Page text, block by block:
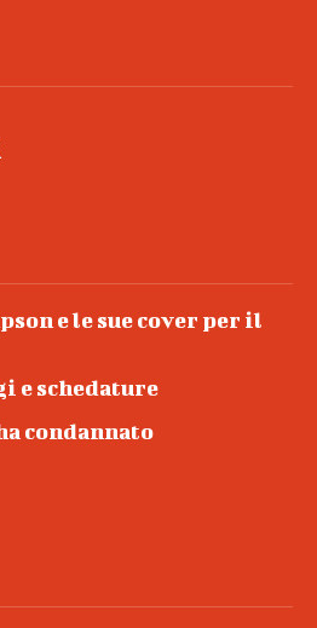
e le sue cover per il
e schedature
condannato